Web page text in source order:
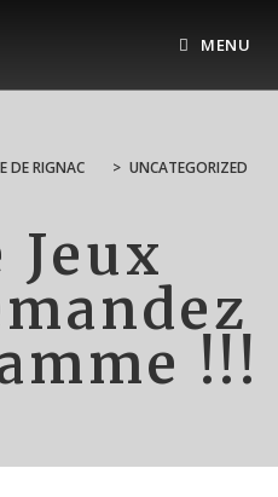
MENU
DE RIGNAC > UNCATEGORIZED
Jeux
!!!